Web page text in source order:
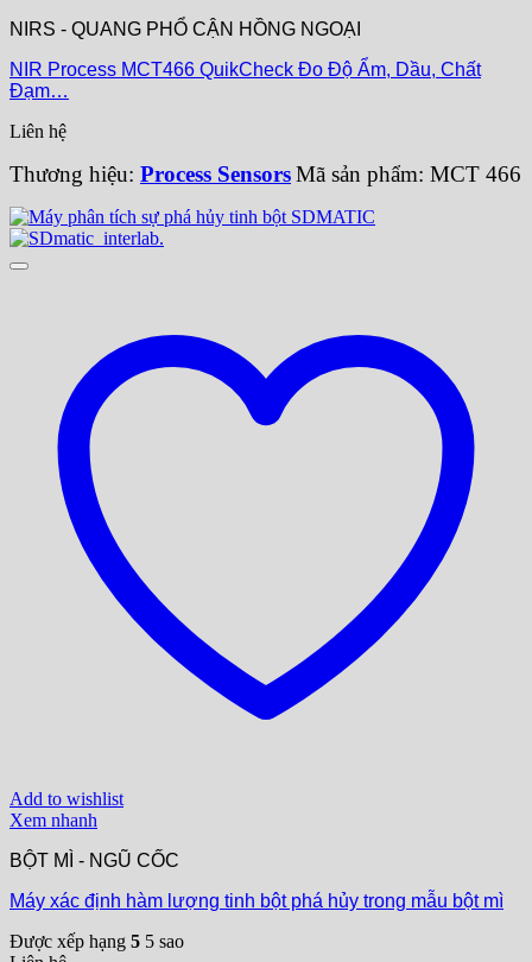
NIRS - QUANG PHỔ CẬN HỒNG NGOẠI
NIR Process MCT466 QuikCheck Đo Độ Ẩm, Dầu, Chất
Đạm…
Liên hệ
Thương hiệu: Process SensorsMã sản phẩm: MCT 466
Add to wishlist
Xem nhanh
BỘT MÌ - NGŨ CỐC
Máy xác định hàm lượng tinh bột phá hủy trong mẫu bột mì
Được xếp hạng 5 5 sao